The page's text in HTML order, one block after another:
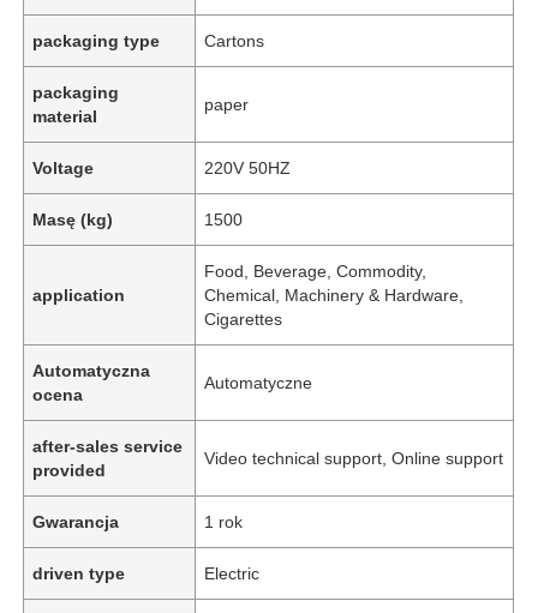
packaging type Cartons
packaging
material
paper
Voltage 220V 50HZ
Masę (kg) 1500
application
Food, Beverage, Commodity,
Chemical, Machinery & Hardware,
Cigarettes
Automatyczna
ocena
Automatyczne
after-sales service
provided
Video technical support, Online support
Gwarancja 1 rok
driven type Electric